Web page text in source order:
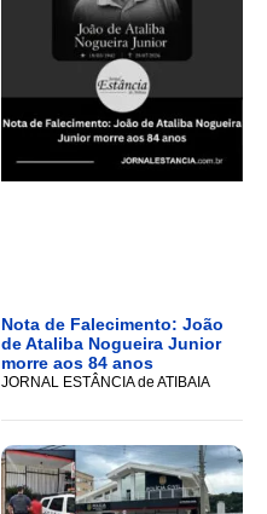
Nota de Falecimento: João
de Ataliba Nogueira Junior
morre aos 84 anos
JORNAL ESTÂNCIA de ATIBAIA